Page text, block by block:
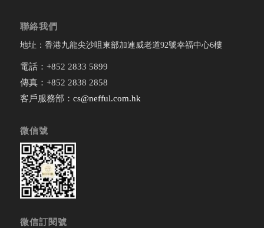
聯絡我們
地址：香港九龍尖沙咀東部加連威老道92號幸福中心6樓
電話：+852 2833 5899
傳真：+852 2838 2858
客戶服務部： cs@nefful.com.hk
微信號
微信訂閱號